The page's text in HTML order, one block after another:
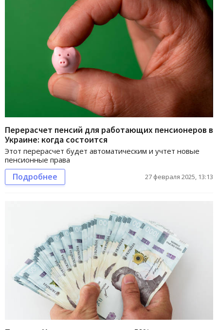
Перерасчет пенсий для работающих пенсионеров в
Украине: когда состоится
Этот перерасчет будет автоматическим и учтет новые
пенсионные права
Подробнее 27 февраля 2025, 13:13